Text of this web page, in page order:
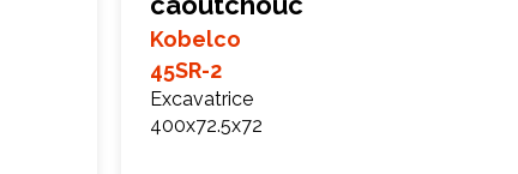
Kobelco
45SR-2
Excavatrice
400x72.5x72